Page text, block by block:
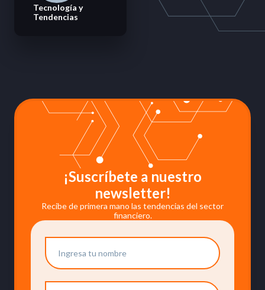
Tecnología y
Tendencias
¡Suscríbete a nuestro
newsletter!
Recibe de primera mano las tendencias del sector
financiero.